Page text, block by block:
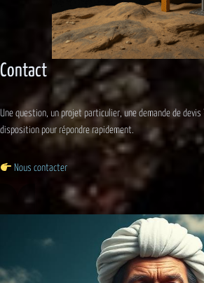
Contact
Une question, un projet particulier, une demande de devis
disposition pour répondre rapidement.
Nous contacter